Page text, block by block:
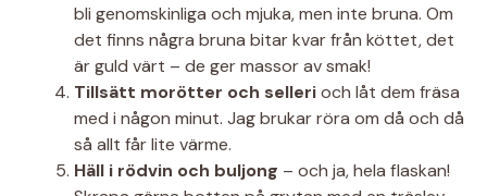
bli genomskinliga och mjuka, men inte bruna. Om
det finns några bruna bitar kvar från köttet, det
är guld värt – de ger massor av smak!
Tillsätt morötter och sellerioch låt dem fräsa
med i någon minut. Jag brukar röra om då och då
så allt får lite värme.
Häll i rödvin och buljong – och ja, hela flaskan!